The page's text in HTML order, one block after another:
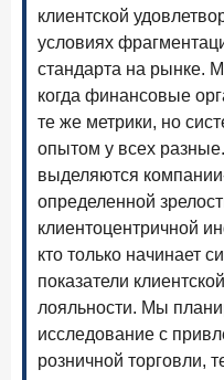
8 июня 2026 года
По итогам мая 2026
составил 993,8 млрд
4 июня 2026 года
1 июня 2026 года
В борьбе за
понимать контекст
клиентской
условиях
стандарта на рынке.
когда финансовые
те же метрики, но
опытом у всех
выделяются
определенной
клиентоцентричной
кто только начинает
показатели
лояльности. Мы
исследование с
розничной торговли,